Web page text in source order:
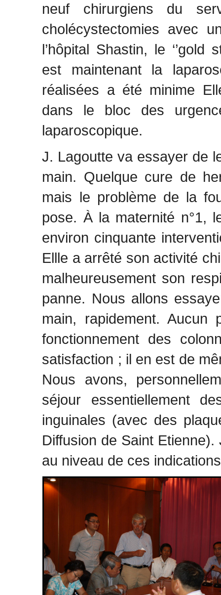
neuf chirurgiens du
cholécystectomies avec
l’hôpital Shastin, le ‘’gold
est maintenant la
réalisées a été minime
dans le bloc des
laparoscopique.
J. Lagoutte va essayer de
main. Quelque cure de
mais le problème de la
pose. À la maternité n°1,
environ cinquante
Ellle a arrêté son activité
malheureusement son
panne. Nous allons
main, rapidement. Aucun
fonctionnement des
satisfaction ; il en est de
Nous avons,
séjour essentiellement
inguinales (avec des
Diffusion de Saint
au niveau de ces